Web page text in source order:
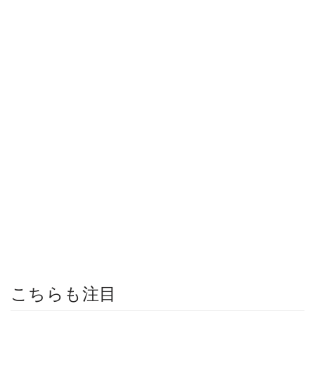
こちらも注目